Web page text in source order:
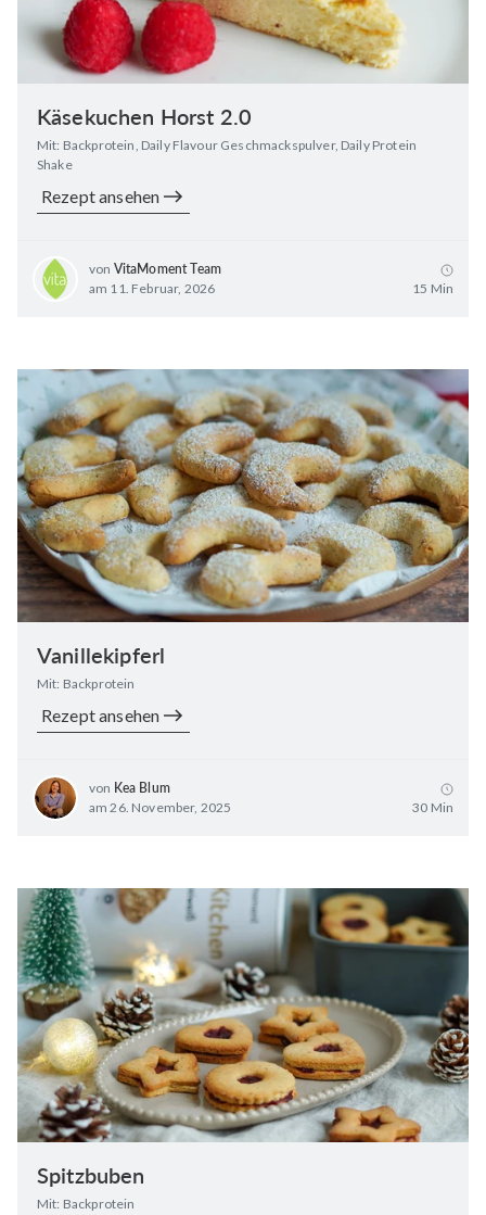
Käsekuchen Horst 2.0
Mit: Backprotein, Daily Flavour Geschmackspulver, Daily Protein
Shake
Rezept ansehen
von VitaMoment Team
am 11. Februar, 2026
15 Min
Vanillekipferl
Mit: Backprotein
Rezept ansehen
von Kea Blum
am 26. November, 2025
30 Min
Spitzbuben
Mit: Backprotein